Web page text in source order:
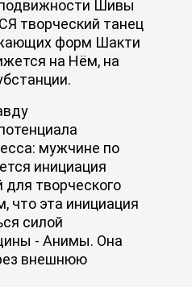
Шивы
творческий танец
форм Шакти
на Нём, на
мужчине по
инициация
для творческого
что эта инициация
силой
- Анимы. Она
внешнюю